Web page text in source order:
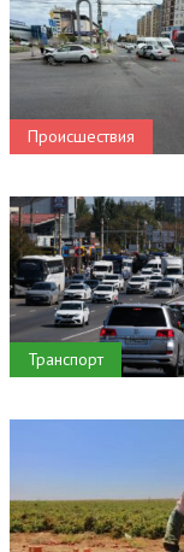
Происшествия
Транспорт